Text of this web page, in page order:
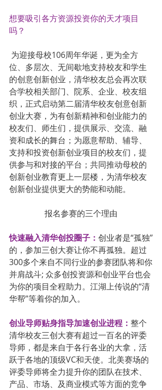
想要吸引各方资源投资你的天才项目
吗？
位、多层次、无间歇地支持校友和学生
的创意创新创业，清华校友总会再次联
合学校相关部门、院系、企业、校友组
织，正式启动第二届清华校友创意创新
创业大赛，为有创新精神和创业能力的
校友们、师生们，提供展示、交流、融
资和成长的舞台；为愿意帮助、辅导、
支持和投资创新创业项目的校友们，提
供参与和对接的平台；共同推动母校的
创新创业教育更上一层楼，为清华校友
创新创业提供更大的势能和动能。
报名参赛的三个理由
快速融入清华创投圈子： 创业者是“孤独”
的，参加三创大赛让你不再孤独。超过
300多个来自不同行业的参赛团队将和你
并肩战斗; 众多创投资源和创业平台也会
为你的项目全程助力。江湖上传说的“清
华帮”等着你的加入。
创业导师贴身指导加速创业进程： 整个
清华校友三创大赛有超过一百名的评委
导师，都是来自于各行各业的大拿，活
跃于各地的顶级VC和天使。北美赛场的
评委导师将全力提升你的团队在技术、
产品、市场、及商业模式等方面的竞争